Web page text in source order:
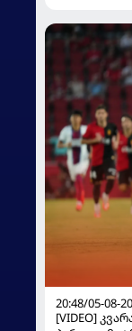
20:48/05-08-
[VIDEO]